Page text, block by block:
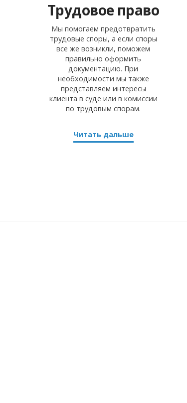
Трудовое право
Мы помогаем предотвратить
трудовые споры, а если споры
все же возникли, поможем
правильно оформить
документацию. При
необходимости мы также
представляем интересы
клиента в суде или в комиссии
по трудовым спорам.
Читать дальше